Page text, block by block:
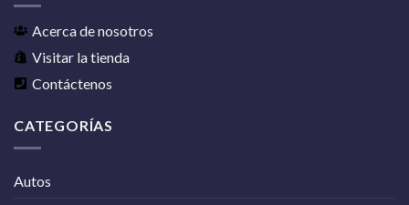
Acerca de nosotros
Visitar la tienda
Contáctenos
CATEGORÍAS
Autos